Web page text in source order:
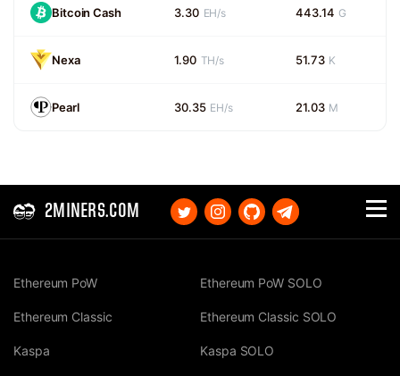
Bitcoin Cash 3.30 EH/s 443.14 G
Nexa 1.90 TH/s 51.73 K
Pearl 30.35 EH/s 21.03 M
2MINERS.COM
Ethereum PoW
Ethereum Classic
Kaspa
Ethereum PoW SOLO
Ethereum Classic SOLO
Kaspa SOLO